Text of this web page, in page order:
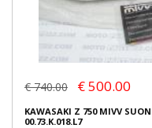
€ 740.00 € 500.00
KAWASAKI Z 750 MIVV
00.73.K.018.L7